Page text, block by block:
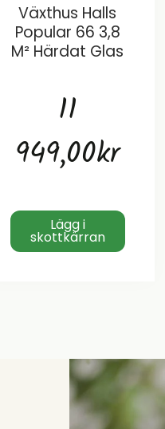
Växthus Halls
Popular 66 3,8
M² Härdat Glas
11
949,00kr
Lägg i
skottkärran